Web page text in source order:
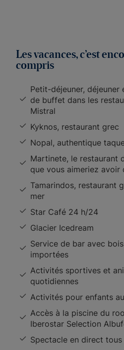
Les vacances, c’est
compris
Petit-déjeuner,
de buffet dans les
Mistral
Kyknos, restaurant grec
Nopal, authentique
Martinete, le restaurant
que vous aimeriez avoir
Tamarindos, restaurant
mer
Star Café 24 h/24
Glacier Icedream
Service de bar avec
importées
Activités sportives et
quotidiennes
Activités pour enfants
Accès à la piscine du
Iberostar Selection
Spectacle en direct tous